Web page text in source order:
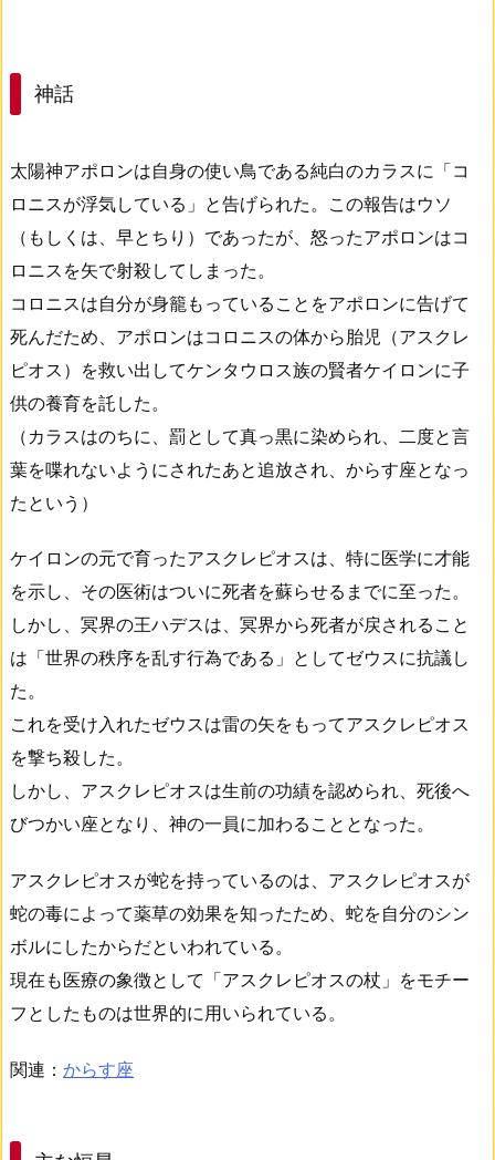
神話
太陽神アポロンは自身の使い鳥である純白のカラスに「コ
ロニスが浮気している」と告げられた。この報告はウソ
（もしくは、早とちり）であったが、怒ったアポロンはコ
ロニスを矢で射殺してしまった。
コロニスは自分が身籠もっていることをアポロンに告げて
死んだため、アポロンはコロニスの体から胎児（アスクレ
ピオス）を救い出してケンタウロス族の賢者ケイロンに子
供の養育を託した。
（カラスはのちに、罰として真っ黒に染められ、二度と言
葉を喋れないようにされたあと追放され、からす座となっ
たという）
ケイロンの元で育ったアスクレピオスは、特に医学に才能
を示し、その医術はついに死者を蘇らせるまでに至った。
しかし、冥界の王ハデスは、冥界から死者が戻されること
は「世界の秩序を乱す行為である」としてゼウスに抗議し
た。
これを受け入れたゼウスは雷の矢をもってアスクレピオス
を撃ち殺した。
しかし、アスクレピオスは生前の功績を認められ、死後へ
びつかい座となり、神の一員に加わることとなった。
アスクレピオスが蛇を持っているのは、アスクレピオスが
蛇の毒によって薬草の効果を知ったため、蛇を自分のシン
ボルにしたからだといわれている。
現在も医療の象徴として「アスクレピオスの杖」をモチー
フとしたものは世界的に用いられている。
関連： からす座